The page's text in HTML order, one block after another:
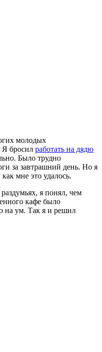
молодых
Я бросил работать на дядю
Было трудно
за завтрашний день. Но я
мне это удалось.
я понял, чем
кафе было
на ум. Так я и решил